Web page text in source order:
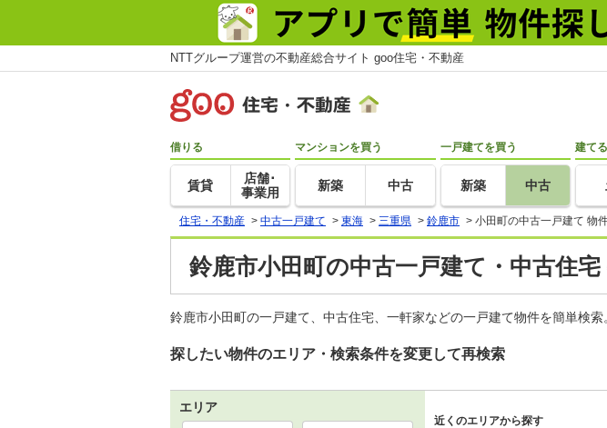
NTTグループ運営の不動産総合サイト goo住宅・不動産
借りる
賃貸
店舗･
事業用
マンションを買う
新築 中古
一戸建てを買う
新築 中古
建てる
住宅・不動産 > 中古一戸建て > 東海 > 三重県 > 鈴鹿市 > 小田町の中古一戸建て 物
鈴鹿市小田町の中古一戸建て・中古住宅
鈴鹿市小田町の一戸建て、中古住宅、一軒家などの一戸建て物件を簡単検
探したい物件のエリア・検索条件を変更して再検索
エリア
近くのエリアから探す